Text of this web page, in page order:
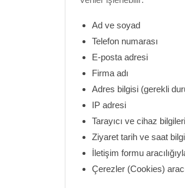
Ad ve soyad
Telefon numarası
E-posta adresi
Firma adı
Adres bilgisi (gerekli
IP adresi
Tarayıcı ve cihaz bilgileri
Ziyaret tarih ve saat
İletişim formu
Çerezler (Cookies)